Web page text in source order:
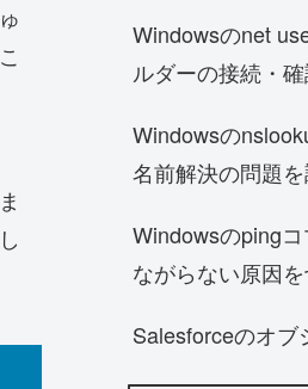
Windowsのnet
ルダーの接続・
Windowsの
名前解決の問題
Windowsのping
ながらない原因
Salesforceのオブ